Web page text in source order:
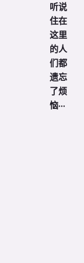
听说
住在
这里
的人
们都
遗忘
了烦
恼···